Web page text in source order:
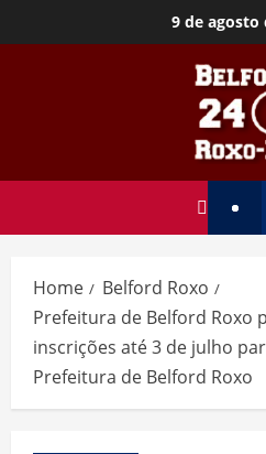
9 de agosto
Home
Belford Roxo
Prefeitura de Belford Roxo
inscrições até 3 de julho
Prefeitura de Belford Roxo